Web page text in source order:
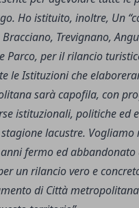
Ho istituito, inoltre, Un
Trevignano,
Parco, per il rilancio
le Istituzioni che
sarà capofila, con
istituzionali, politiche ed
lacustre. Vogliamo
fermo ed abbandonato
un rilancio vero e
di Città metropolitana